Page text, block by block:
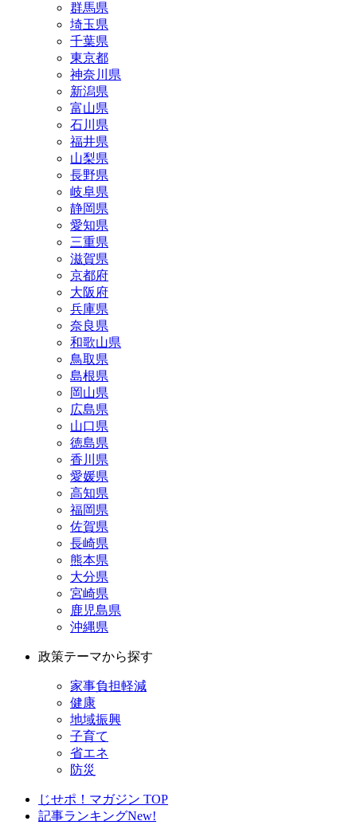
群馬県
埼玉県
千葉県
東京都
神奈川県
新潟県
富山県
石川県
福井県
山梨県
長野県
岐阜県
静岡県
愛知県
三重県
滋賀県
京都府
大阪府
兵庫県
奈良県
和歌山県
鳥取県
島根県
岡山県
広島県
山口県
徳島県
香川県
愛媛県
高知県
福岡県
佐賀県
長崎県
熊本県
大分県
宮崎県
鹿児島県
沖縄県
政策テーマから探す
家事負担軽減
健康
地域振興
子育て
省エネ
防災
じせポ！マガジン TOP
記事ランキングNew!